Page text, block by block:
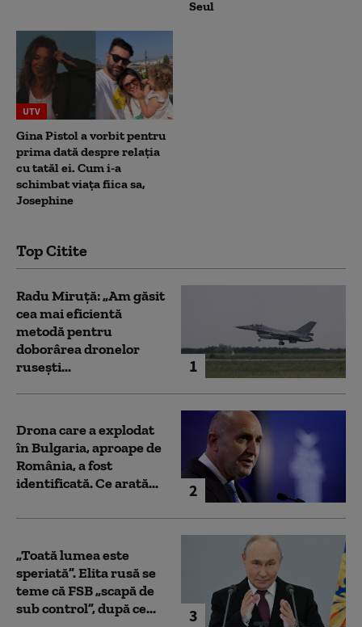
Seul
UTV
Gina Pistol a vorbit pentru
prima dată despre relația
cu tatăl ei. Cum i-a
schimbat viața fiica sa,
Josephine
Top Citite
1
Radu Miruță: „Am găsit
cea mai eficientă
metodă pentru
doborârea dronelor
rusești...
2
Drona care a explodat
în Bulgaria, aproape de
România, a fost
identificată. Ce arată...
3
„Toată lumea este
speriată”. Elita rusă se
teme că FSB „scapă de
sub control”, după ce...